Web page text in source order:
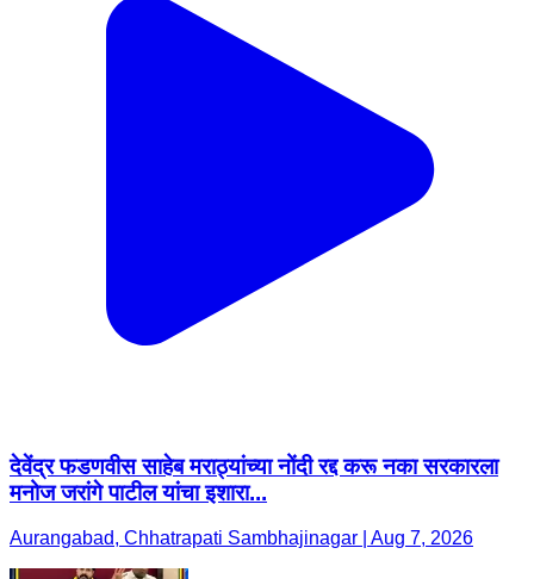
देवेंद्र फडणवीस साहेब मराठ्यांच्या नोंदी रद्द करू नका सरकारला
मनोज जरांगे पाटील यांचा इशारा...
Aurangabad, Chhatrapati Sambhajinagar | Aug 7, 2026